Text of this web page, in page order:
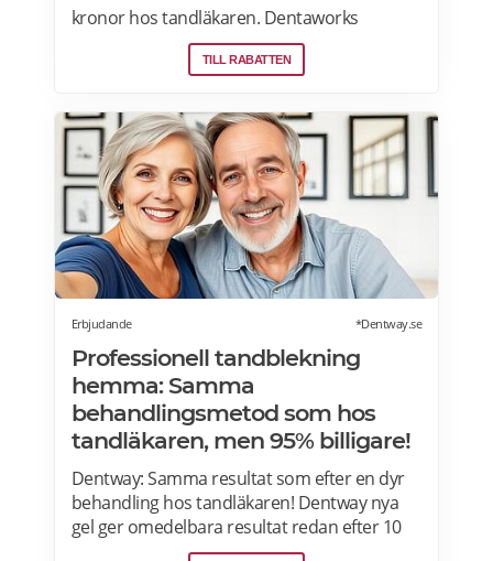
kronor hos tandläkaren. Dentaworks
erbjuder exklusiva produkter för vitare
tänder. Det är samma blekmetod som
peroxidfri och löser problem med ilningar
och sårigt tandkött som traditionella
blekmedel innehållande karbamidperoxid
och väteperoxid kan ge. Prenumerera på
Dentaworks nyhetsbrev och få 50 kr rabatt
(gäller beställningar över 300 kr).
Rabattkoden skickas direkt till din e-post.
TILL RABATTEN
Erbjudande *Dentway.se
Professionell tandblekning
hemma: Samma
behandlingsmetod som hos
tandläkaren, men 95% billigare!
Dentway: Samma resultat som efter en dyr
behandling hos tandläkaren! Dentway nya
gel ger omedelbara resultat redan efter 10
minuter och verkar helt utan ilningar eller